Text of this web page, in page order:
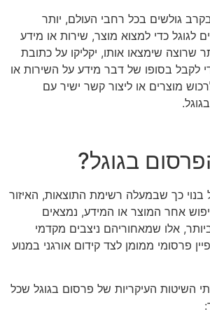
גולשים בכל רחבי העולם, יותר
לגוגל כדי למצוא מוצר, שירות או מידע
שרוצה שימצאו אותו, יקליקו על כתובת
לקבל בסופו של דבר מידע על השירות או
מוצרים או ליצור קשר ישיר עם
בגוגל?
בנוי כך שבמעלה רשימת התוצאות, האיזור
אחר המוצר או המידע, נמצאים
אלו שמאחוריהם ניצבים מקדמי
פרסומי ממומן לצד קידום אורגני במנוע
השיטות העיקריות של פרסום בגוגל שכל